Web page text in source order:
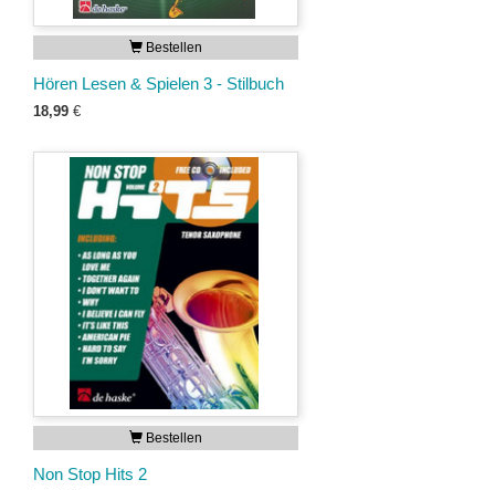
Bestellen
Hören Lesen & Spielen 3 - Stilbuch
18,99 €
Bestellen
Non Stop Hits 2